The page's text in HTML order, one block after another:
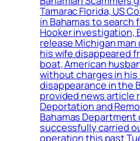
Tamarac Florida, US
in Bahamas to search
Hooker investigation,
release Michigan
his wife disappeared
boat, American
without charges in his
disappearance in the
provided news article
Deportation and
Bahamas
successfully carried
operation this past